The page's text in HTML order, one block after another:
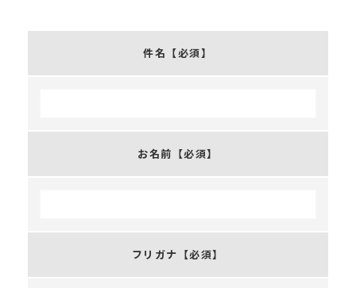
件名 【必須】
お名前 【必須】
フリガナ 【必須】